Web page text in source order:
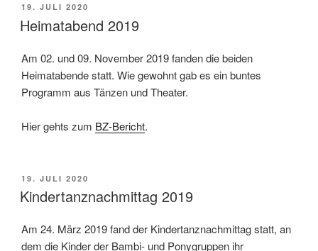
VERÖFFENTLICHT
AM
19. JULI 2020
Heimatabend 2019
Am 02. und 09. November 2019 fanden die beiden
Heimatabende statt. Wie gewohnt gab es ein buntes
Programm aus Tänzen und Theater.
Hier gehts zum BZ-Bericht.
VERÖFFENTLICHT
AM
19. JULI 2020
Kindertanznachmittag 2019
Am 24. März 2019 fand der Kindertanznachmittag statt, an
dem die Kinder der Bambi- und Ponygruppen ihr